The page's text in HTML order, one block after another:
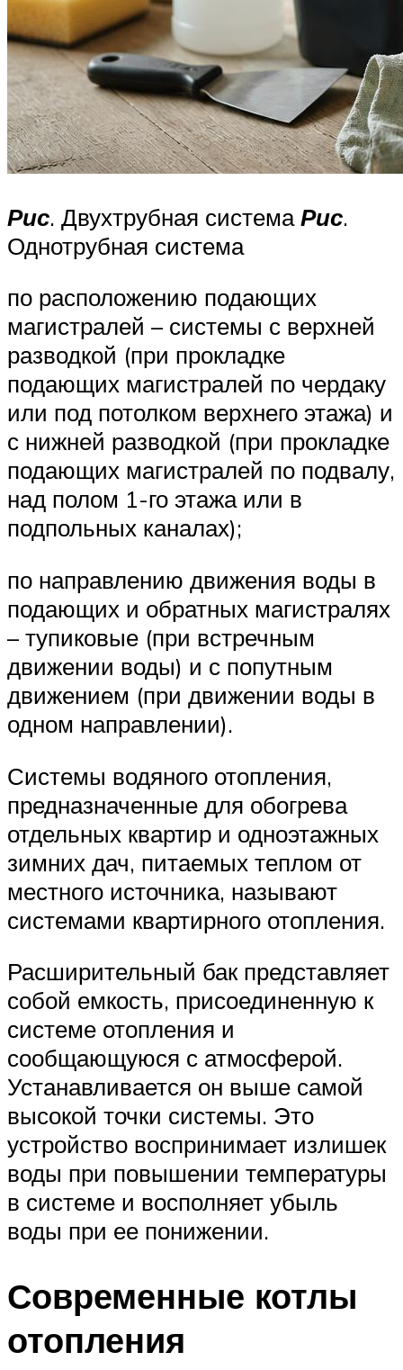
Рис. Двухтрубная системаРис.
Однотрубная система
по расположению подающих
магистралей – системы с верхней
разводкой (при прокладке
подающих магистралей по чердаку
или под потолком верхнего этажа) и
с нижней разводкой (при прокладке
подающих магистралей по подвалу,
над полом 1-го этажа или в
подпольных каналах);
по направлению движения воды в
подающих и обратных магистралях
– тупиковые (при встречным
движении воды) и с попутным
движением (при движении воды в
одном направлении).
Системы водяного отопления,
предназначенные для обогрева
отдельных квартир и одноэтажных
зимних дач, питаемых теплом от
местного источника, называют
системами квартирного отопления.
Расширительный бак представляет
собой емкость, присоединенную к
системе отопления и
сообщающуюся с атмосферой.
Устанавливается он выше самой
высокой точки системы. Это
устройство воспринимает излишек
воды при повышении температуры
в системе и восполняет убыль
воды при ее понижении.
Современные котлы
отопления